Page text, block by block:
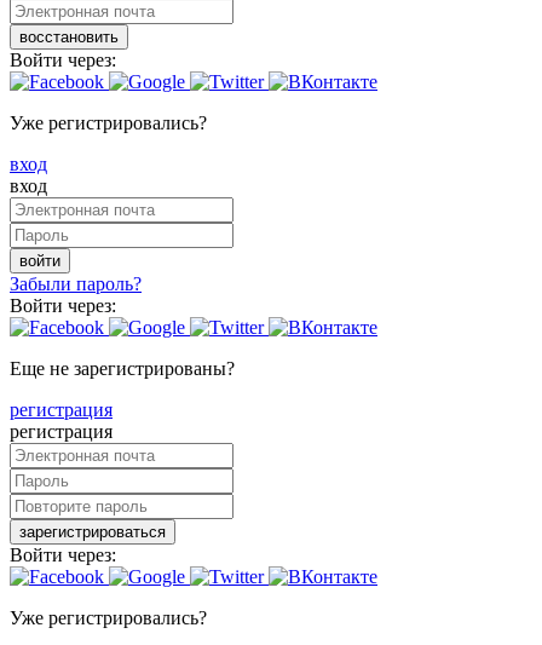
восстановить
Войти через:
Уже регистрировались?
вход
вход
войти
Забыли пароль?
Войти через:
Еще не зарегистрированы?
регистрация
регистрация
зарегистрироваться
Войти через:
Уже регистрировались?